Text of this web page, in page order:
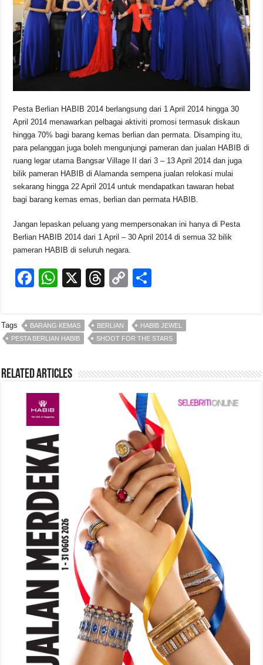
Pesta Berlian HABIB 2014 berlangsung dari 1 April 2014 hingga 30
April 2014 menawarkan pelbagai aktiviti promosi termasuk diskaun
hingga 70% bagi barang kemas berlian dan permata. Disamping itu,
para pelanggan juga boleh mengunjungi pameran dan jualan HABIB di
ruang legar utama Bangsar Village II dari 3 – 13 April 2014 dan juga
bilik pameran HABIB di Alamanda sempena jualan relokasi mulai
sekarang hingga 22 April 2014 untuk mendapatkan tawaran hebat
bagi barang kemas emas, berlian dan permata HABIB.
Jangan lepaskan peluang yang mempersonakan ini hanya di Pesta
Berlian HABIB 2014 dari 1 April – 30 April 2014 di semua 32 bilik
pameran HABIB di seluruh negara.
F
c
e
o
o
k
W
at
s
p
p
X
T
e
a
s
C
p
y
n
k
ar
e
Tags BARANG KEMAS BERLIAN
HABIB JEWEL
PESTA BERLIAN HABIB
SHOOT FOR THE STARS
Related Articles